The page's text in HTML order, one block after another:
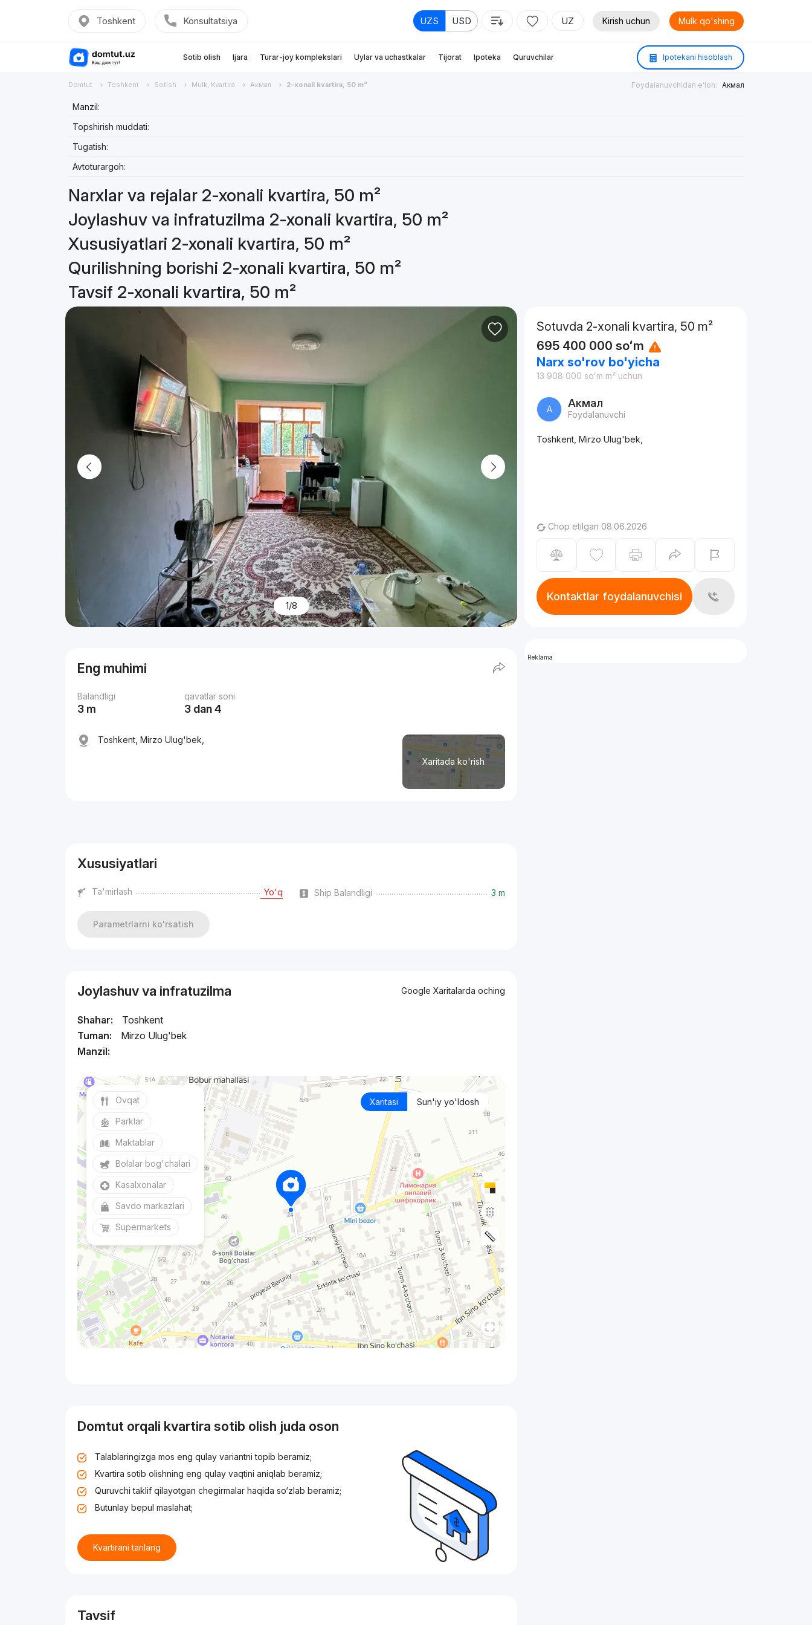
Toshkent Konsultatsiya UZS USD UZ Kirish uchun Mulk qo'shing
Sotib olish Ijara Turar-joy komplekslari Uylar va uchastkalar Tijorat Ipoteka Quruvchilar Ipotekani hisoblash
Domtut Toshkent Sotish Mulk, Kvartira Акмал 2-xonali kvartira, 50 m² Foydalanuvchidan e'lon: Акмал
Manzil:
Topshirish muddati:
Tugatish:
Avtoturargoh:
Narxlar va rejalar 2-xonali kvartira, 50 m²
Joylashuv va infratuzilma 2-xonali kvartira, 50 m²
Xususiyatlari 2-xonali kvartira, 50 m²
Qurilishning borishi 2-xonali kvartira, 50 m²
Tavsif 2-xonali kvartira, 50 m²
1/8
Eng muhimi
Balandligi
3 m
qavatlar soni
3 dan 4
Xaritada ko'rish
Toshkent, Mirzo Ulug'bek,
Xususiyatlari
Ta'mirlash Yo'q Ship Balandligi 3 m
Parametrlarni ko'rsatish
Joylashuv va infratuzilma Google Xaritalarda oching
Shahar:
Toshkent
Tuman:
Mirzo Ulug'bek
Manzil:
Xaritasi Sun'iy yo'ldosh
Ovqat
Parklar
Maktablar
Bolalar bog'chalari
Kasalxonalar
Savdo markazlari
Supermarkets
Domtut orqali kvartira sotib olish juda oson
Talablaringizga mos eng qulay variantni topib beramiz;
Kvartira sotib olishning eng qulay vaqtini aniqlab beramiz;
Quruvchi taklif qilayotgan chegirmalar haqida so‘zlab beramiz;
Butunlay bepul maslahat;
Kvartirani tanlang
Tavsif
Sotuvda 2-xonali kvartira, 50 m²
695 400 000 soʻm
Narx so'rov bo'yicha
13 908 000 soʻm m² uchun
А Акмал
Foydalanuvchi
Toshkent, Mirzo Ulug'bek,
Chop etilgan 08.06.2026
Kontaktlar foydalanuvchisi
Reklama